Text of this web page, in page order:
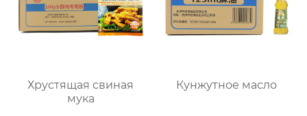
Хрустящая свиная
мука
Кунжутное масло